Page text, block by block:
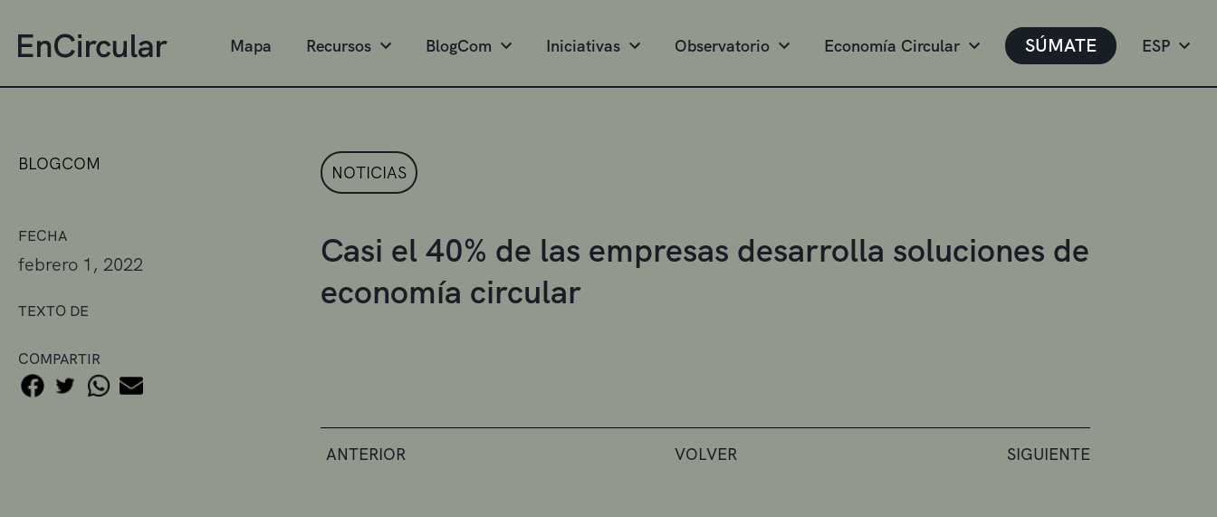
Mapa Recursos BlogCom Iniciativas Observatorio Economía Circular SÚMATE ESP
BLOGCOM
FECHA
febrero 1, 2022
TEXTO DE
COMPARTIR
NOTICIAS
Casi el 40% de las empresas desarrolla soluciones de
economía circular
ANTERIOR VOLVER SIGUIENTE